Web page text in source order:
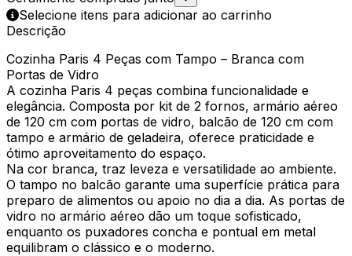
Selecione itens para adicionar ao carrinho
Descrição
Cozinha Paris 4 Peças com Tampo – Branca com
Portas de Vidro
A cozinha Paris 4 peças combina funcionalidade e
elegância. Composta por kit de 2 fornos, armário aéreo
de 120 cm com portas de vidro, balcão de 120 cm com
tampo e armário de geladeira, oferece praticidade e
ótimo aproveitamento do espaço.
Na cor branca, traz leveza e versatilidade ao ambiente.
O tampo no balcão garante uma superfície prática para
preparo de alimentos ou apoio no dia a dia. As portas de
vidro no armário aéreo dão um toque sofisticado,
enquanto os puxadores concha e pontual em metal
equilibram o clássico e o moderno.